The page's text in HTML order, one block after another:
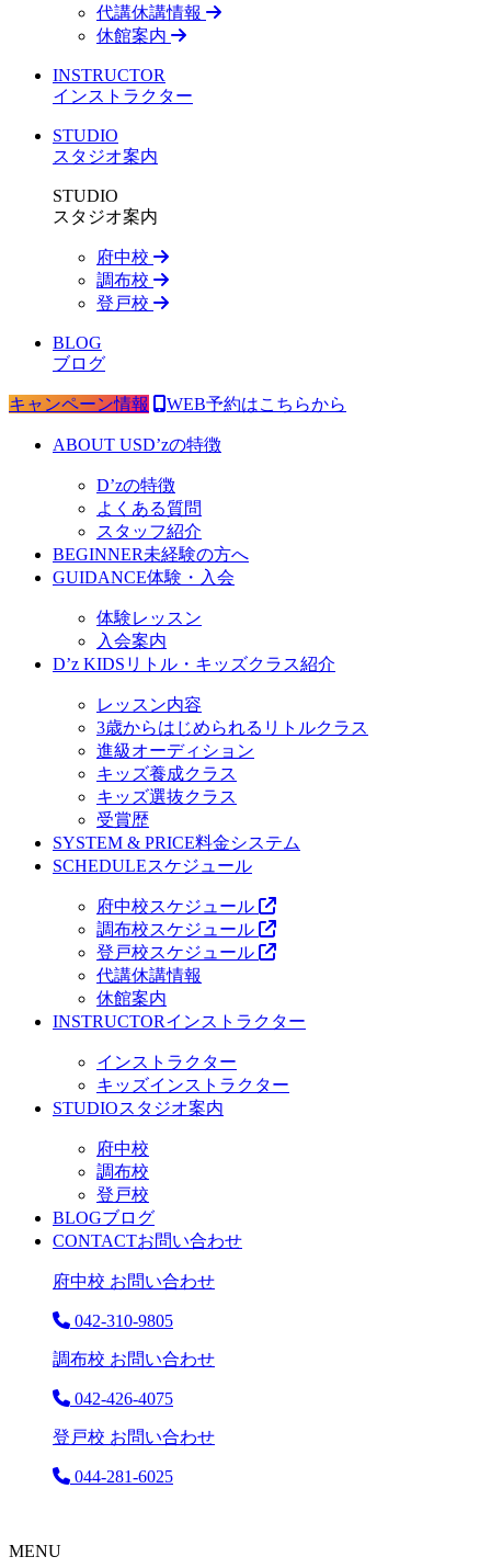
代講休講情報
休館案内
INSTRUCTOR
インストラクター
STUDIO
スタジオ案内
STUDIO
スタジオ案内
府中校
調布校
登戸校
BLOG
ブログ
キャンペーン情報 WEB予約はこちらから
ABOUT USD’zの特徴
D’zの特徴
よくある質問
スタッフ紹介
BEGINNER未経験の方へ
GUIDANCE体験・入会
体験レッスン
入会案内
D’z KIDS リトル・キッズクラス紹介
レッスン内容
3歳からはじめられるリトルクラス
進級オーディション
キッズ養成クラス
キッズ選抜クラス
受賞歴
SYSTEM & PRICE料金システム
SCHEDULEスケジュール
府中校スケジュール
調布校スケジュール
登戸校スケジュール
代講休講情報
休館案内
INSTRUCTORインストラクター
インストラクター
キッズインストラクター
STUDIOスタジオ案内
府中校
調布校
登戸校
BLOGブログ
CONTACTお問い合わせ
府中校 お問い合わせ
042-310-9805
調布校 お問い合わせ
042-426-4075
登戸校 お問い合わせ
044-281-6025
MENU